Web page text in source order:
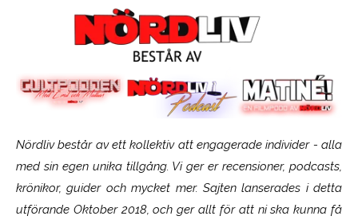
Nördliv består av ett kollektiv att engagerade individer - alla
med sin egen unika tillgång. Vi ger er recensioner, podcasts,
krönikor, guider och mycket mer. Sajten lanserades i detta
utförande Oktober 2018, och ger allt för att ni ska kunna få